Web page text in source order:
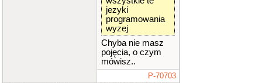
jezyki
programowania
wyzej
Chyba nie masz
pojęcia, o czym
mówisz..
P-70703